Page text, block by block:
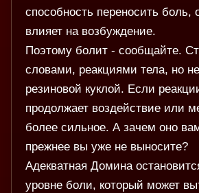
способность переносить боль,
влияет на возбуждение.
Поэтому болит - сообщайте.
словами, реакциями тела, но
резиновой куклой. Если
продолжает воздействие или
более сильное. А зачем оно
прежнее вы уже не выносите?
Адекватная Домина
уровне боли, который может